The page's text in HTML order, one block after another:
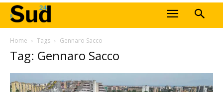
Home Tags Gennaro Sacco
Tag: Gennaro Sacco